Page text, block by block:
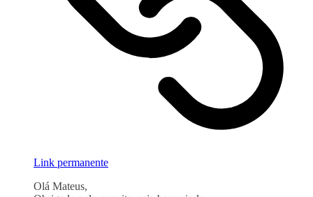
Link permanente
Olá Mateus,